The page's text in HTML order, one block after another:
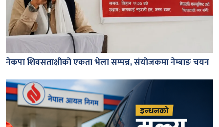
नेकपा शिवसताक्षीको एकता भेला सम्पन्न, संयोजकमा नेम्बाङ चयन